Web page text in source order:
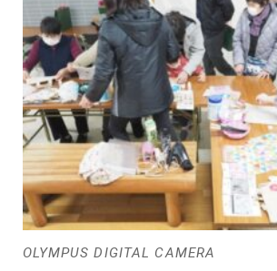
OLYMPUS DIGITAL CAMERA